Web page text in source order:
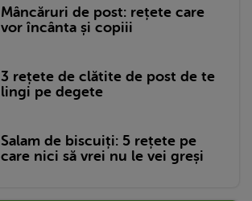
Mâncăruri de post: rețete care
vor încânta și copiii
3 rețete de clătite de post de te
lingi pe degete
Salam de biscuiți: 5 rețete pe
care nici să vrei nu le vei greși